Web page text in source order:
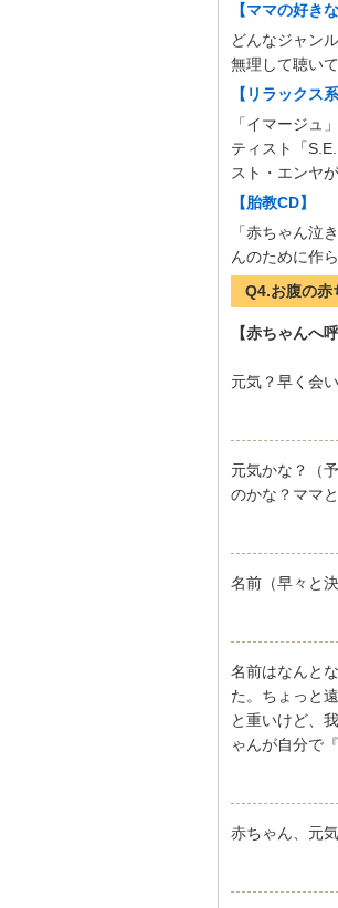
【ママの好きな
どんなジャン
無理して聴い
【リラックス系
「イマージュ
ティスト「
スト・エンヤ
【胎教CD】
「赤ちゃん泣
んのために作
Q4.お腹の赤
【赤ちゃんへ
元気？早く会
元気かな？（
のかな？ママ
名前（早々と
名前はなんと
た。ちょっと
と重いけど、
ゃんが自分で
赤ちゃん、元